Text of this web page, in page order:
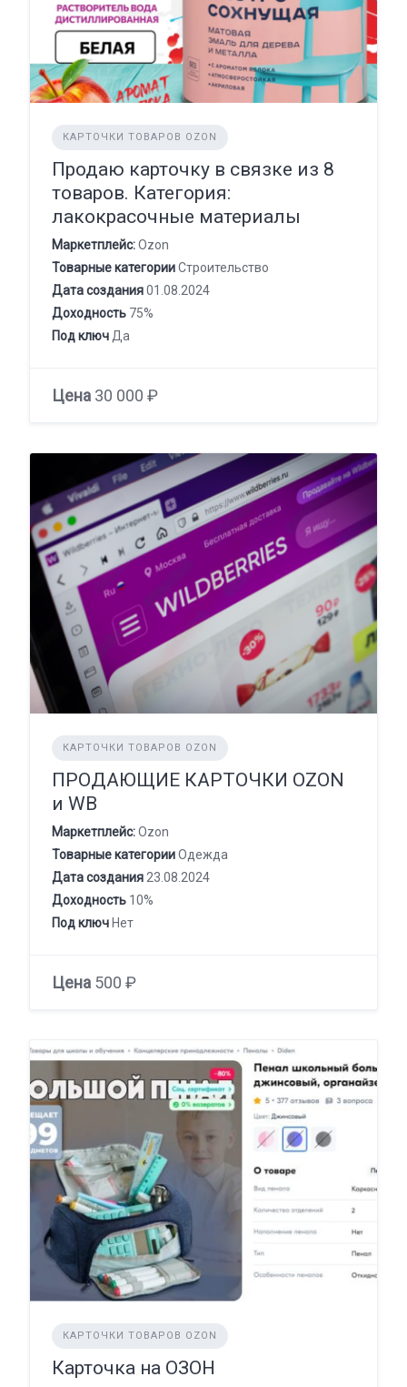
КАРТОЧКИ ТОВАРОВ OZON
Продаю карточку в связке из 8
товаров. Категория:
лакокрасочные материалы
Маркетплейс:Ozon
Товарные категорииСтроительство
Дата создания01.08.2024
Доходность 75%
Под ключ Да
Цена 30 000 ₽
КАРТОЧКИ ТОВАРОВ OZON
ПРОДАЮЩИЕ КАРТОЧКИ OZON
и WB
Маркетплейс:Ozon
Товарные категорииОдежда
Дата создания 23.08.2024
Доходность 10%
Под ключ Нет
Цена 500 ₽
КАРТОЧКИ ТОВАРОВ OZON
Карточка на ОЗОН